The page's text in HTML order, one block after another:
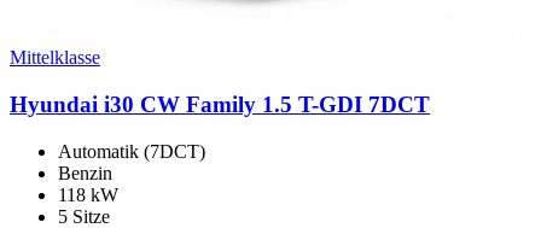
Mittelklasse
Hyundai i30 CW Family 1.5 T-GDI 7DCT
Automatik (7DCT)
Benzin
118 kW
5 Sitze